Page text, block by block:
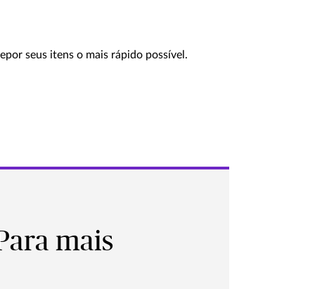
seus itens o mais rápido possível.
mais